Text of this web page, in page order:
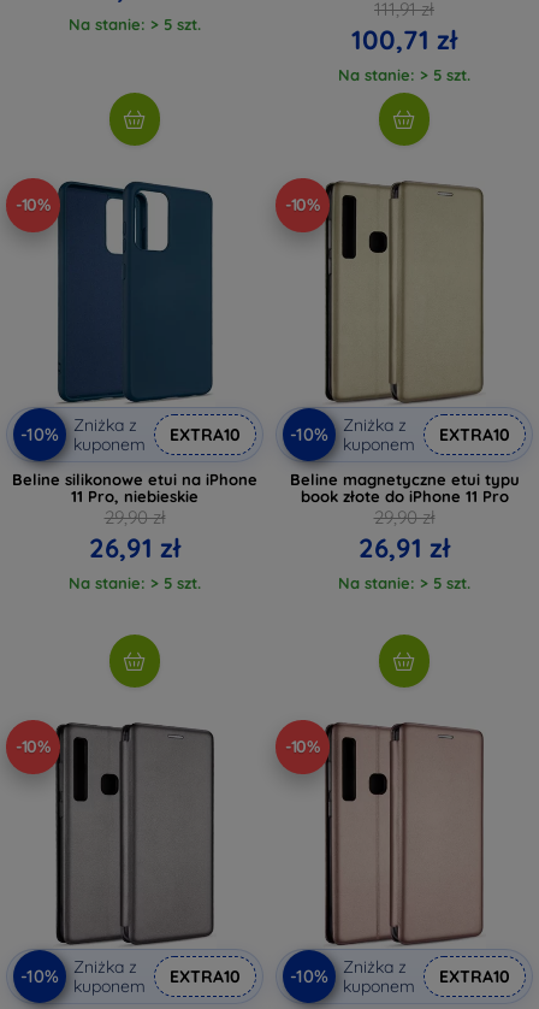
Na stanie: > 5 szt.
111,91 zł
100,71 zł
Na stanie: > 5 szt.
-10%
-10%
Zniżka z
kuponem
EXTRA10
Beline silikonowe etui na iPhone
11 Pro, niebieskie
29,90 zł
26,91 zł
Na stanie: > 5 szt.
-10%
-10%
Zniżka z
kuponem
EXTRA10
Beline magnetyczne etui typu
book złote do iPhone 11 Pro
29,90 zł
26,91 zł
Na stanie: > 5 szt.
-10%
-10%
Zniżka z
kuponem
EXTRA10
-10%
-10%
Zniżka z
kuponem
EXTRA10